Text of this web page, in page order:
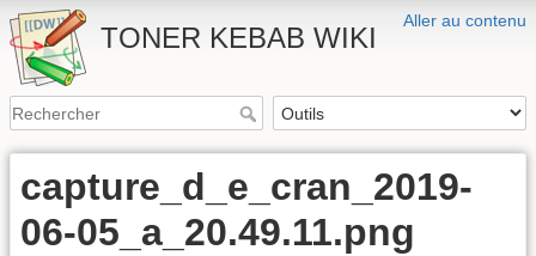
Aller au contenu
TONER KEBAB WIKI
capture_d_e_cran_2019-
06-05_a_20.49.11.png